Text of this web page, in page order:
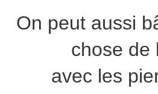
On peut aussi
chose de
avec les